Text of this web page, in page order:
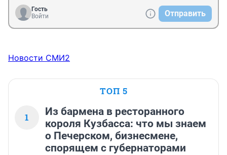
Гость
Войти
Отправить
Новости СМИ2
ТОП 5
1
Из бармена в ресторанного
короля Кузбасса: что мы знаем
о Печерском, бизнесмене,
спорящем с губернаторами